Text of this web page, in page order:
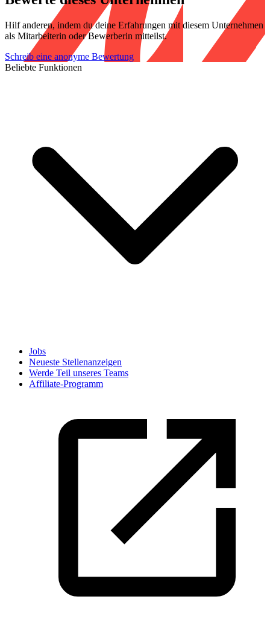
Hilf anderen, indem du deine Erfahrungen mit diesem Unternehmen
als Mitarbeiterin oder Bewerberin mitteilst.
Schreib eine anonyme Bewertung
Beliebte Funktionen
Jobs
Neueste Stellenanzeigen
Werde Teil unseres Teams
Affiliate-Programm